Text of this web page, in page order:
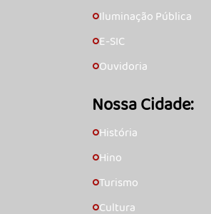
🞇Iluminação Pública
🞇E-SIC
🞇Ouvidoria
Nossa Cidade:
🞇História
🞇Hino
🞇Turismo
🞇Cultura